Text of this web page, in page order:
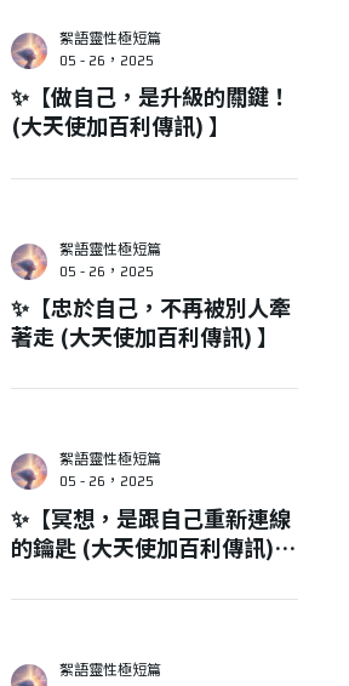
絮語靈性極短篇
05 - 26，2025
✨【做自己，是升級的關鍵！
(大天使加百利傳訊) 】
絮語靈性極短篇
05 - 26，2025
✨【忠於自己，不再被別人牽
著走 (大天使加百利傳訊) 】
絮語靈性極短篇
05 - 26，2025
✨【冥想，是跟自己重新連線
的鑰匙 (大天使加百利傳訊)
絮語靈性極短篇